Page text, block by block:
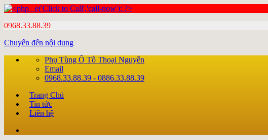
0968.33.88.39
Chuyển đến nội dung
Phụ Tùng Ô Tô Thoại Nguyễn
Email
0968.33.88.39 - 0886.33.88.39
Trang Chủ
Tin tức
Liên hệ